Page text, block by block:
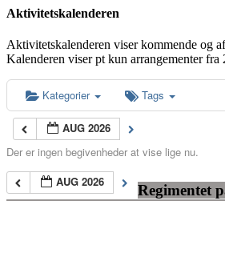
Aktivitetskalenderen
Aktivitetskalenderen viser kommende og
Kalenderen viser pt kun arrangementer fra
Kategorier Tags
AUG 2026
Der er ingen begivenheder at vise lige nu.
AUG 2026
Regimentet